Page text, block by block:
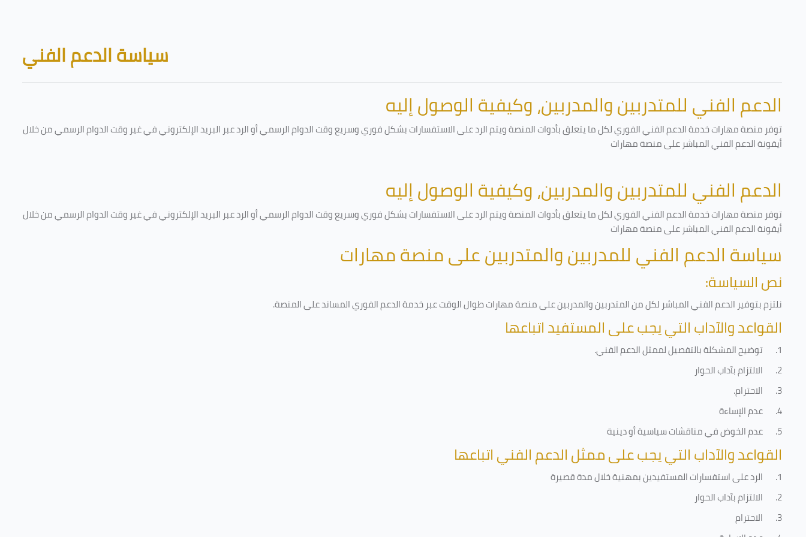
Blocks
سياسة الدعم الفني
الدعم الفني للمتدربين والمدربين، وكيفية الوصول إليه
توفر منصة مهارات خدمة الدعم الفني الفوري لكل ما يتعلق بأدوات المنصة ويتم الرد على الاستفسارات بشكل فوري وسريع وقت الدوام الرسمي أو الرد عبر البريد الإلكتروني في غير وقت الدوام الرسمي من خلال
أيقونة الدعم الفني المباشر على منصة مهارات
الدعم الفني للمتدربين والمدربين، وكيفية الوصول إليه
توفر منصة مهارات خدمة الدعم الفني الفوري لكل ما يتعلق بأدوات المنصة ويتم الرد على الاستفسارات بشكل فوري وسريع وقت الدوام الرسمي أو الرد عبر البريد الإلكتروني في غير وقت الدوام الرسمي من خلال
أيقونة الدعم الفني المباشر على منصة مهارات
سياسة الدعم الفني للمدربين والمتدربين على منصة مهارات
نص السياسة:
نلتزم بتوفير الدعم الفني المباشر لكل من المتدربين والمدربين على منصة مهارات طوال الوقت عبر خدمة الدعم الفوري المساند على المنصة.
القواعد والآداب التي يجب على المستفيد اتباعها
1. توضيح المشكلة بالتفصيل لممثل الدعم الفني.
2.
الالتزام بآداب الحوار
3.
الاحترام.
4.
عدم الإساءة
5.
عدم الخوض في مناقشات سياسية أو دينية
القواعد والآداب التي يجب على ممثل الدعم الفني اتباعها
1.
الرد على استفسارات المستفيدين بمهنية خلال مدة قصيرة
2.
الالتزام بآداب الحوار
3.
الاحترام